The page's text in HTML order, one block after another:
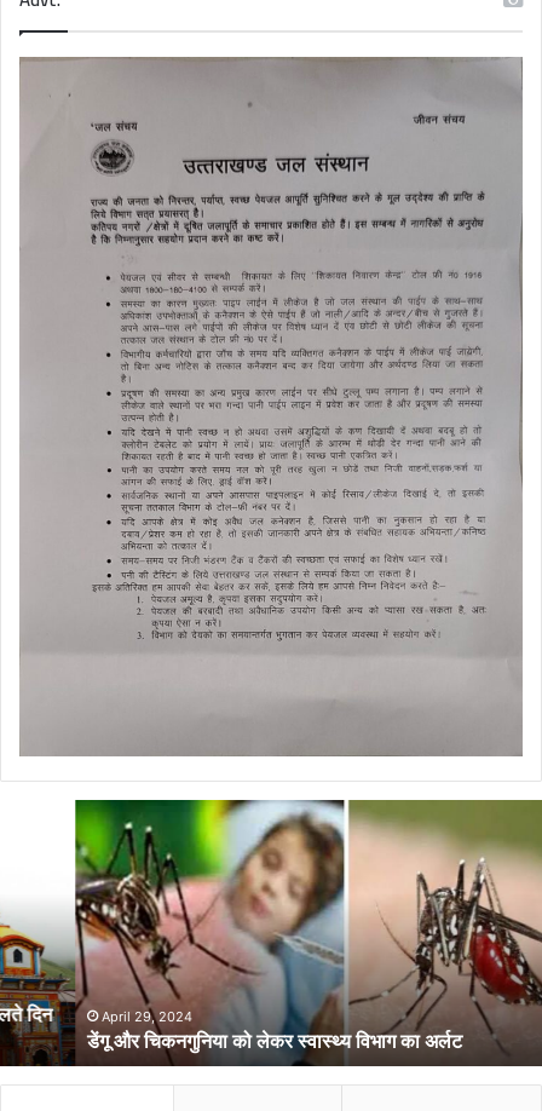
लेकर
स्वास्थ्य
विभाग
का
अर्लटApril 29, 2024
डेंगू और चिकनगुनिया को लेकर स्वास्थ्य विभाग का अर्लट